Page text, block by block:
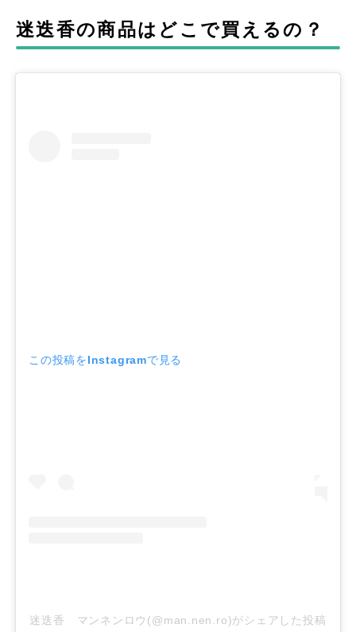
迷迭香の商品はどこで買えるの？
この投稿をInstagramで見る
迷迭香 マンネンロウ(@man.nen.ro)がシェアした投稿